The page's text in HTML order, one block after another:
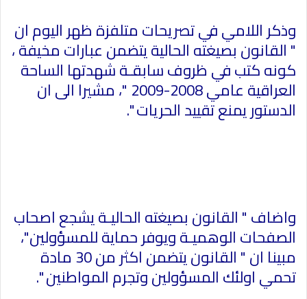
وذكر اللامي في تصريحات متلفزة ظهر اليوم ان
" القانون بصيغته الحالية يتضمن عبارات مخيفة ،
كونه كتب في ظروف سابقـة شهدتها الساحة
العراقية عامي 2008-2009 "، مشيرا الى ان
الدستور يمنع تقييد الحريات ".
واضاف " القانون بصيغته الحاليـة يشجع اصحاب
الصفحات الوهميـة ويوفر حماية للمسؤولين"،
مبينا ان " القانون يتضمن اكثر من 30 مادة
تحمي اولئك المسؤولين وتجرم المواطنين ".